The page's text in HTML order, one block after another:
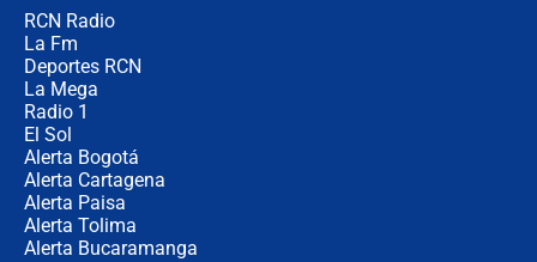
RCN Radio
La Fm
Deportes RCN
La Mega
Radio 1
El Sol
Alerta Bogotá
Alerta Cartagena
Alerta Paisa
Alerta Tolima
Alerta Bucaramanga